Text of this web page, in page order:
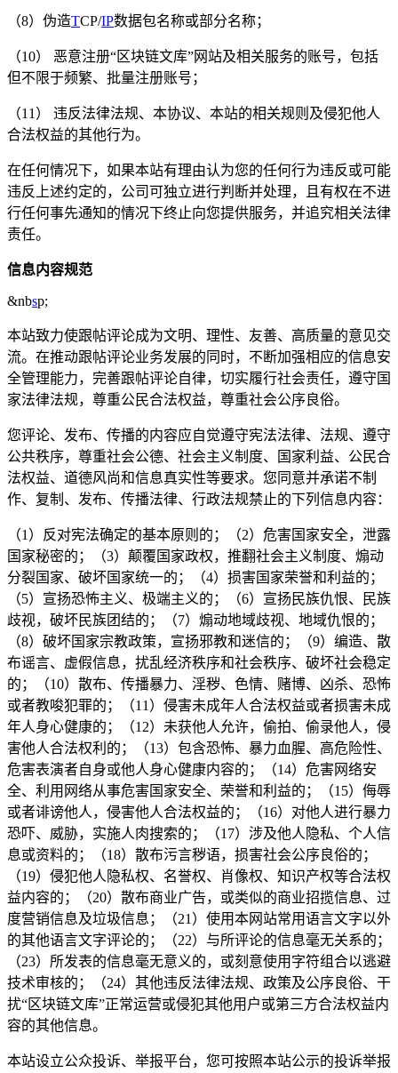
（8）伪造TCP/IP数据包名称或部分名称；
（10） 恶意注册“区块链文库”网站及相关服务的账号，包括
但不限于频繁、批量注册账号；
（11） 违反法律法规、本协议、本站的相关规则及侵犯他人
合法权益的其他行为。
在任何情况下，如果本站有理由认为您的任何行为违反或可能
违反上述约定的，公司可独立进行判断并处理，且有权在不进
行任何事先通知的情况下终止向您提供服务，并追究相关法律
责任。
信息内容规范
&nbsp;
本站致力使跟帖评论成为文明、理性、友善、高质量的意见交
流。在推动跟帖评论业务发展的同时，不断加强相应的信息安
全管理能力，完善跟帖评论自律，切实履行社会责任，遵守国
家法律法规，尊重公民合法权益，尊重社会公序良俗。
您评论、发布、传播的内容应自觉遵守宪法法律、法规、遵守
公共秩序，尊重社会公德、社会主义制度、国家利益、公民合
法权益、道德风尚和信息真实性等要求。您同意并承诺不制
作、复制、发布、传播法律、行政法规禁止的下列信息内容：
（1）反对宪法确定的基本原则的；（2）危害国家安全，泄露
国家秘密的；（3）颠覆国家政权，推翻社会主义制度、煽动
分裂国家、破坏国家统一的；（4）损害国家荣誉和利益的；
（5）宣扬恐怖主义、极端主义的；（6）宣扬民族仇恨、民族
歧视，破坏民族团结的；（7）煽动地域歧视、地域仇恨的；
（8）破坏国家宗教政策，宣扬邪教和迷信的；（9）编造、散
布谣言、虚假信息，扰乱经济秩序和社会秩序、破坏社会稳定
的；（10）散布、传播暴力、淫秽、色情、赌博、凶杀、恐怖
或者教唆犯罪的；（11）侵害未成年人合法权益或者损害未成
年人身心健康的；（12）未获他人允许，偷拍、偷录他人，侵
害他人合法权利的；（13）包含恐怖、暴力血腥、高危险性、
危害表演者自身或他人身心健康内容的；（14）危害网络安
全、利用网络从事危害国家安全、荣誉和利益的；（15）侮辱
或者诽谤他人，侵害他人合法权益的；（16）对他人进行暴力
恐吓、威胁，实施人肉搜索的；（17）涉及他人隐私、个人信
息或资料的；（18）散布污言秽语，损害社会公序良俗的；
（19）侵犯他人隐私权、名誉权、肖像权、知识产权等合法权
益内容的；（20）散布商业广告，或类似的商业招揽信息、过
度营销信息及垃圾信息；（21）使用本网站常用语言文字以外
的其他语言文字评论的；（22）与所评论的信息毫无关系的；
（23）所发表的信息毫无意义的，或刻意使用字符组合以逃避
技术审核的；（24）其他违反法律法规、政策及公序良俗、干
扰“区块链文库”正常运营或侵犯其他用户或第三方合法权益内
容的其他信息。
本站设立公众投诉、举报平台，您可按照本站公示的投诉举报